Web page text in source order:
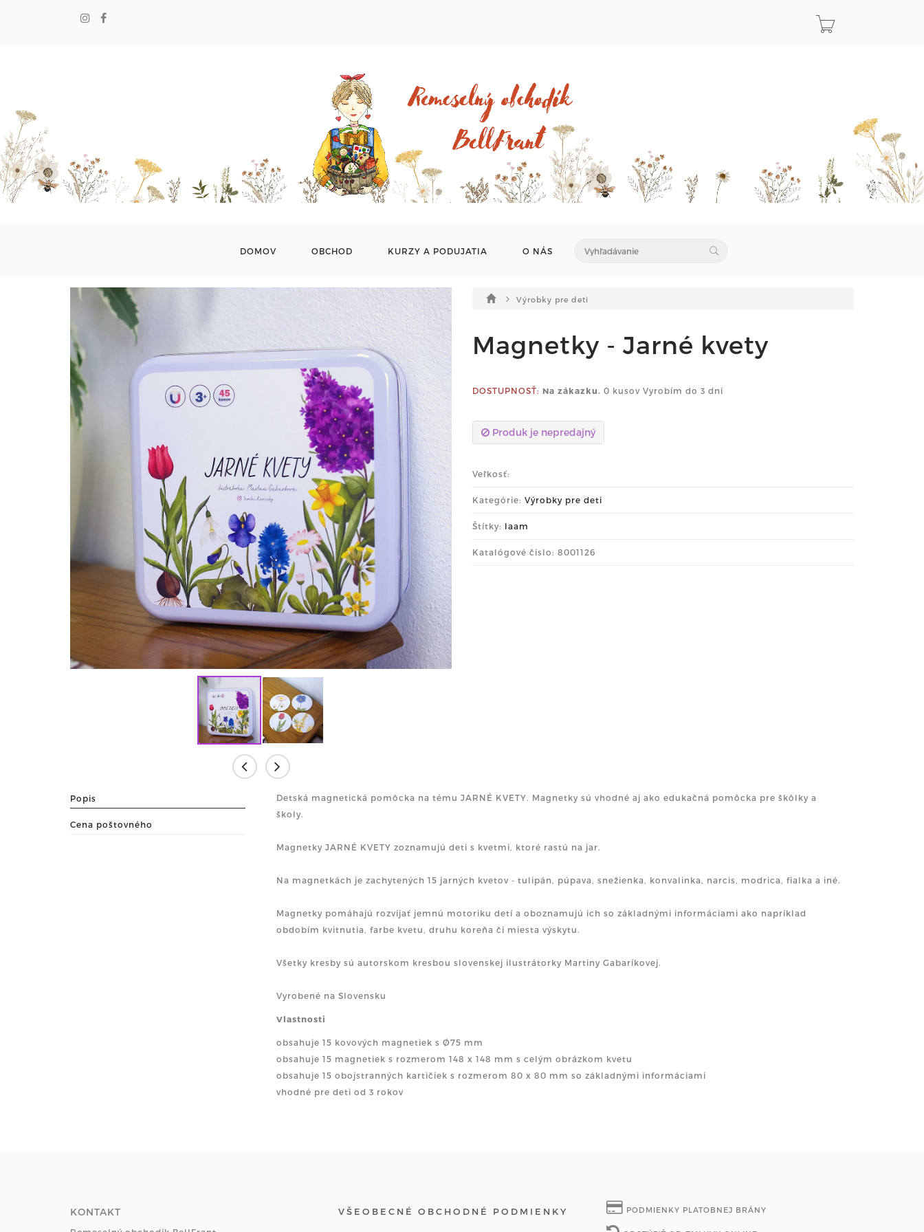
DOMOV OBCHOD KURZY A PODUJATIA O NÁS
Výrobky pre deti
Magnetky - Jarné kvety
DOSTUPNOSŤ: Na zákazku. 0 kusov Vyrobím do 3 dní
Produk je nepredajný
Veľkosť:
Kategórie: Výrobky pre deti
Štítky: laam
Katalógové číslo: 8001126
Popis
Cena poštovného
Detská magnetická pomôcka na tému JARNÉ KVETY. Magnetky sú vhodné aj ako edukačná pomôcka pre škôlky a
školy.
Magnetky JARNÉ KVETY zoznamujú deti s kvetmi, ktoré rastú na jar.
Na magnetkách je zachytených 15 jarných kvetov - tulipán, púpava, snežienka, konvalinka, narcis, modrica, fialka a iné.
Magnetky pomáhajú rozvíjať jemnú motoriku detí a oboznamujú ich so základnými informáciami ako napríklad
obdobím kvitnutia, farbe kvetu, druhu koreňa či miesta výskytu.
Všetky kresby sú autorskom kresbou slovenskej ilustrátorky Martiny Gabaríkovej.
Vyrobené na Slovensku
Vlastnosti
obsahuje 15 kovových magnetiek s Ø75 mm
obsahuje 15 magnetiek s rozmerom 148 x 148 mm s celým obrázkom kvetu
obsahuje 15 obojstranných kartičiek s rozmerom 80 x 80 mm so základnými informáciami
vhodné pre deti od 3 rokov
KONTAKT VŠEOBECNÉ OBCHODNÉ PODMIENKY PODMIENKY PLATOBNEJ BRÁNY